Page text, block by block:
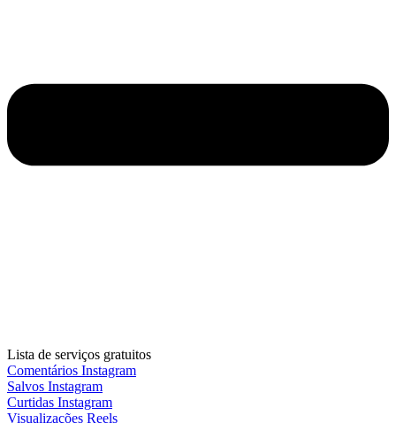
Lista de serviços gratuitos
Comentários Instagram
Salvos Instagram
Curtidas Instagram
Visualizações Reels